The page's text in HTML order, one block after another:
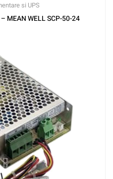
si UPS
MEAN WELL SCP-50-24